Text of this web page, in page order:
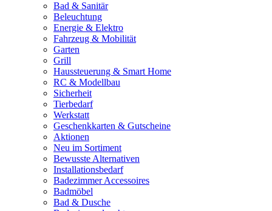
Bad & Sanitär
Beleuchtung
Energie & Elektro
Fahrzeug & Mobilität
Garten
Grill
Haussteuerung & Smart Home
RC & Modellbau
Sicherheit
Tierbedarf
Werkstatt
Geschenkkarten & Gutscheine
Aktionen
Neu im Sortiment
Bewusste Alternativen
Installationsbedarf
Badezimmer Accessoires
Badmöbel
Bad & Dusche